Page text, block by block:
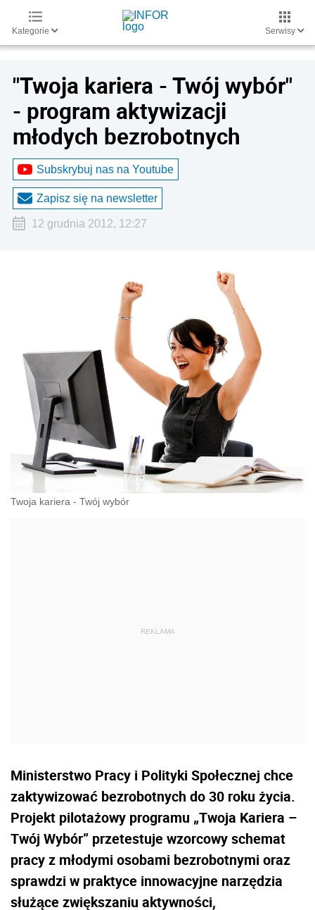
Kategorie Serwisy
"Twoja kariera - Twój wybór"
- program aktywizacji
młodych bezrobotnych
Subskrybuj nas na Youtube
Zapisz się na newsletter
12 grudnia 2012, 12:27
Twoja kariera - Twój wybór
Ministerstwo Pracy i Polityki Społecznej chce
zaktywizować bezrobotnych do 30 roku życia.
Projekt pilotażowy programu „Twoja Kariera –
Twój Wybór” przetestuje wzorcowy schemat
pracy z młodymi osobami bezrobotnymi oraz
sprawdzi w praktyce innowacyjne narzędzia
służące zwiększaniu aktywności,